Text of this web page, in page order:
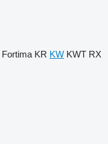
Fortima KR KW KWT RX